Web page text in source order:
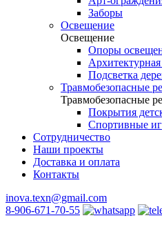
Заборы
Освещение
Освещение
Опоры
Архитектурная
Подсветка
Травмобезопасные
Травмобезопасные
Покрытия
Спортивные
Сотрудничество
Наши проекты
Доставка и оплата
Контакты
inova.texn@gmail.com
8-906-671-70-55